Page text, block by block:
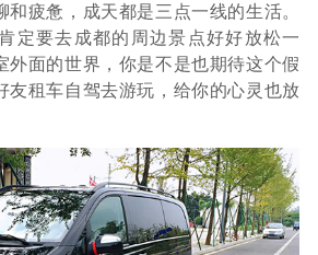
服务项目
租车资讯
租车价格
成功案例
疲惫，成天都是三点一线的生活。
定要去成都的周边景点好好放松一
外面的世界，你是不是也期待这个假
友租车自驾去游玩，给你的心灵也放